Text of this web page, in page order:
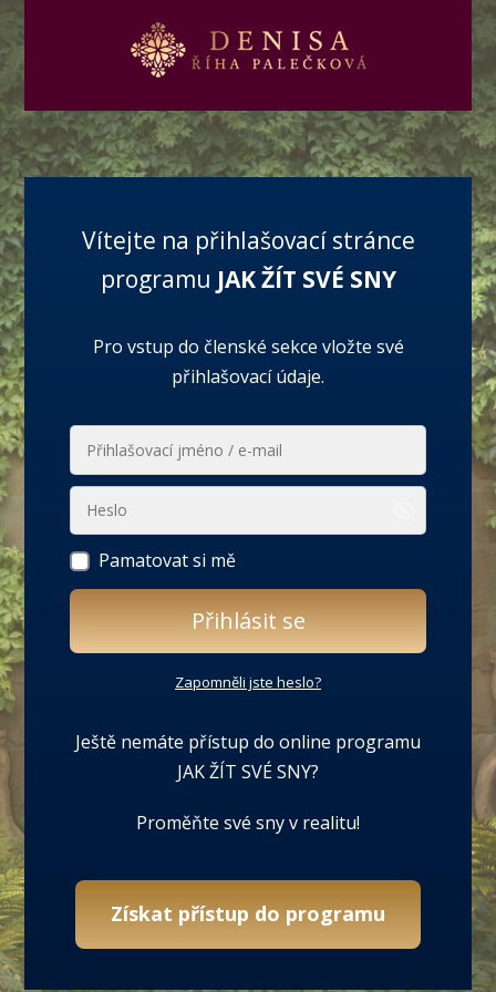
Vítejte na přihlašovací stránce
programu JAK ŽÍT SVÉ SNY
Pro vstup do členské sekce vložte své
přihlašovací údaje.
Pamatovat si mě
Přihlásit se
Zapomněli jste heslo?
Ještě nemáte přístup do online programu
JAK ŽÍT SVÉ SNY?
Proměňte své sny v realitu!
Získat přístup do programu